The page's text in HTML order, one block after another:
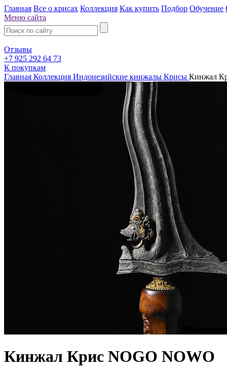
Главная Все о крисах Коллекция Как купить Подбор Обучение
Меню сайта
Отзывы
+7 925 292 64 73
К покупкам
Главная Коллекция Индонезийские кинжалы Крисы Кинжал
Кинжал Крис NOGO NOWO